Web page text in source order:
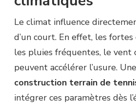
Le climat influence
d’un court. En effet, les
les pluies fréquentes, le vent
peuvent accélérer l’usure. Une
construction terrain de
intégrer ces paramètres dès